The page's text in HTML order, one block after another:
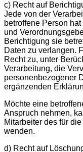
c) Recht auf
Jede von der
betroffene Person
und
Berichtigung sie
Daten zu verlangen.
Recht zu, unter
Verarbeitung, die
personenbezogener
ergänzenden
Möchte eine
Anspruch nehmen,
Mitarbeiter des für
wenden.
d) Recht auf